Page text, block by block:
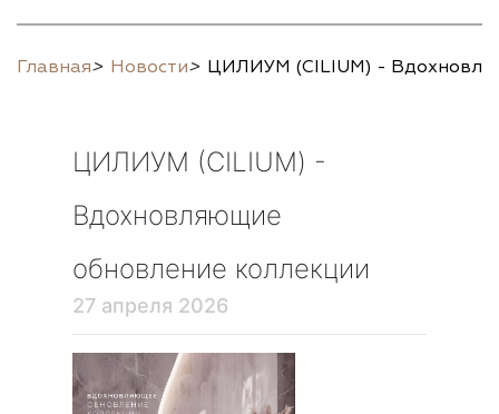
Главная> Новости> ЦИЛИУМ (CILIUM) -
ЦИЛИУМ (CILIUM) -
Вдохновляющие
обновление коллекции
27 апреля 2026